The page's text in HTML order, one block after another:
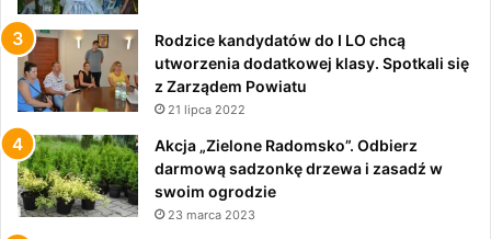
Rodzice kandydatów do I LO chcą
utworzenia dodatkowej klasy. Spotkali się
z Zarządem Powiatu
21 lipca 2022
Akcja „Zielone Radomsko”. Odbierz
darmową sadzonkę drzewa i zasadź w
swoim ogrodzie
23 marca 2023